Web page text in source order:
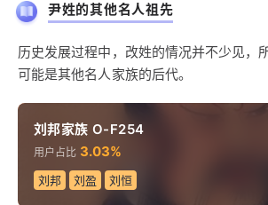
尹姓的其他名人祖先
历史发展过程中，改姓的情况并不少见，
可能是其他名人家族的后代。
刘邦家族 O-F254
用户占比 3.03%
刘邦 刘盈 刘恒